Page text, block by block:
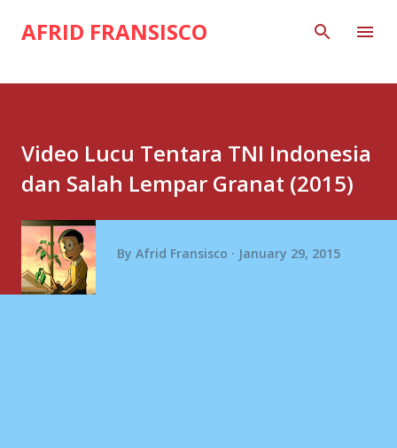
Skip to main content
AFRID FRANSISCO
Video Lucu Tentara TNI Indonesia
dan Salah Lempar Granat (2015)
By Afrid Fransisco January 29, 2015